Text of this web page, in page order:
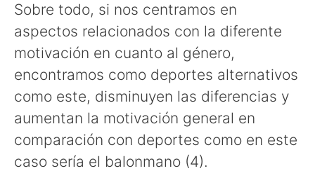
Sobre todo, si nos centramos en
aspectos relacionados con la diferente
motivación en cuanto al género,
encontramos como deportes alternativos
como este, disminuyen las diferencias y
aumentan la motivación general en
comparación con deportes como en este
caso sería el balonmano (4).